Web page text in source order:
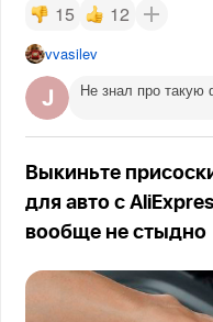
15 12
vvasilev
Не знал про
Выкиньте
для авто с
вообще не стыдно